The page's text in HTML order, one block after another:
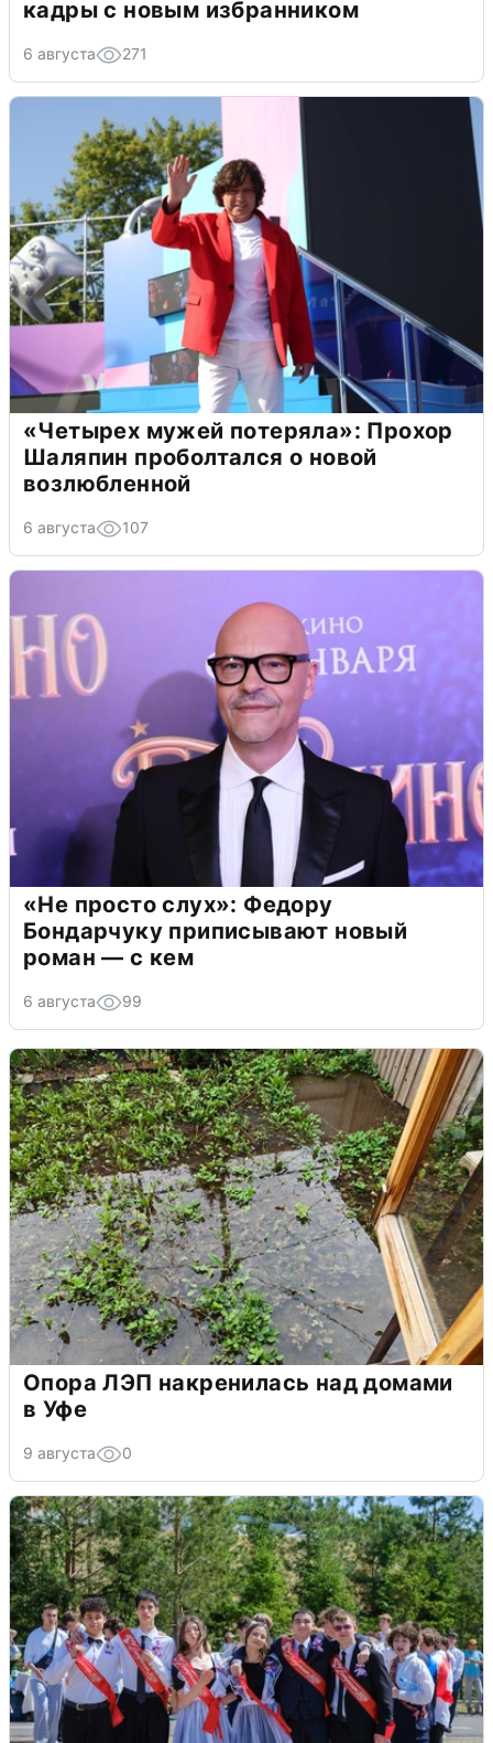
кадры с новым избранником
6 августа 271
«Четырех мужей потеряла»: Прохор
Шаляпин проболтался о новой
возлюбленной
6 августа 107
«Не просто слух»: Федору
Бондарчуку приписывают новый
роман — с кем
6 августа 99
Опора ЛЭП накренилась над домами
в Уфе
9 августа 0